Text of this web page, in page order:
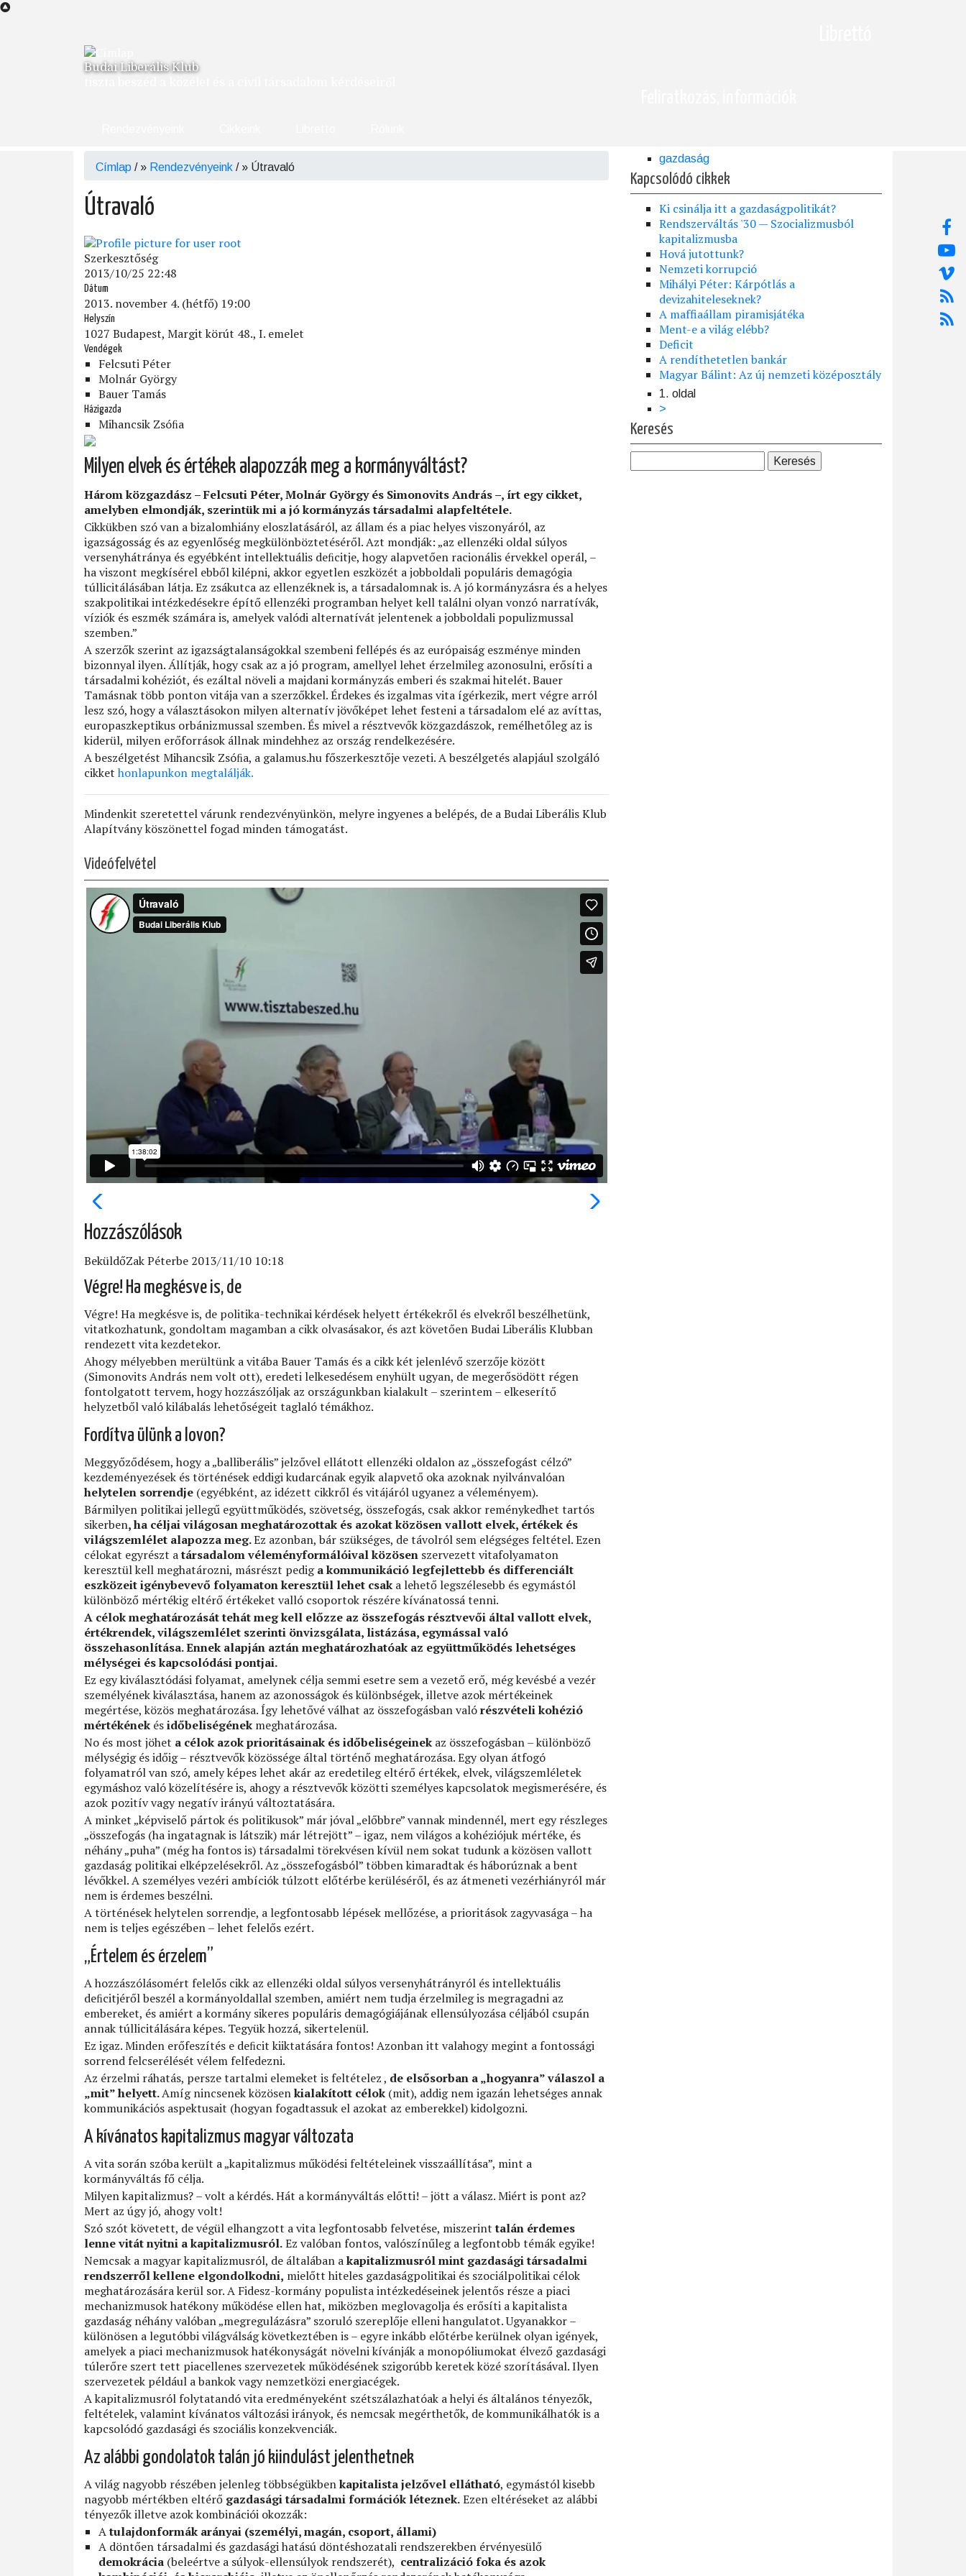
Ugrás
Budai Liberális Klub
Morzsa
Címlap / Rendezvényeink / Útravaló
Útravaló
Szerkesztőség
2013/10/25 22:48
Dátum
2013. november 4. (hétfő) 19:00
Helyszín
1027 Budapest, Margit körút 48., I. emelet
Vendégek
Felcsuti Péter
Molnár György
Bauer Tamás
Házigazda
Mihancsik Zsóﬁa
Milyen elvek és értékek alapozzák meg a kormányváltást?
Három közgazdász – Felcsuti Péter, Molnár György és Simonovits András –, írt egy cikket,
amelyben elmondják, szerintük mi a jó kormányzás társadalmi alapfeltétele.
Cikkükben szó van a bizalomhiány eloszlatásáról, az állam és a piac helyes viszonyáról, az
igazságosság és az egyenlőség megkülönböztetéséről. Azt mondják: „az ellenzéki oldal súlyos
versenyhátránya és egyébként intellektuális deﬁcitje, hogy alapvetően racionális érvekkel operál, –
ha viszont megkísérel ebből kilépni, akkor egyetlen eszközét a jobboldali populáris demagógia
túllicitálásában látja. Ez zsákutca az ellenzéknek is, a társadalomnak is. A jó kormányzásra és a helyes
szakpolitikai intézkedésekre építő ellenzéki programban helyet kell találni olyan vonzó narratívák,
víziók és eszmék számára is, amelyek valódi alternatívát jelentenek a jobboldali populizmussal
szemben.”
A szerzők szerint az igazságtalanságokkal szembeni fellépés és az európaiság eszménye minden
bizonnyal ilyen. Állítják, hogy csak az a jó program, amellyel lehet érzelmileg azonosulni, erősíti a
társadalmi kohéziót, és ezáltal növeli a majdani kormányzás emberi és szakmai hitelét. Bauer
Tamásnak több ponton vitája van a szerzőkkel. Érdekes és izgalmas vita ígérkezik, mert végre arról
lesz szó, hogy a választásokon milyen alternatív jövőképet lehet festeni a társadalom elé az avíttas,
europaszkeptikus orbánizmussal szemben. És mivel a résztvevők közgazdászok, remélhetőleg az is
kiderül, milyen erőforrások állnak mindehhez az ország rendelkezésére.
A beszélgetést Mihancsik Zsóﬁa, a galamus.hu főszerkesztője vezeti. A beszélgetés alapjául szolgáló
cikkethonlapunkon megtalálják.
Mindenkit szeretettel várunk rendezvényünkön, melyre ingyenes a belépés, de a Budai Liberális Klub
Alapítvány köszönettel fogad minden támogatást.
Videófelvétel
Hozzászólások
BeküldőZak Péterbe 2013/11/10 10:18
Végre! Ha megkésve is, de
Végre! Ha megkésve is, de politika-technikai kérdések helyett értékekről és elvekről beszélhetünk,
vitatkozhatunk, gondoltam magamban a cikk olvasásakor, és azt követően Budai Liberális Klubban
rendezett vita kezdetekor.
Ahogy mélyebben merültünk a vitába Bauer Tamás és a cikk két jelenlévő szerzője között
(Simonovits András nem volt ott), eredeti lelkesedésem enyhült ugyan, de megerősödött régen
fontolgatott tervem, hogy hozzászóljak az országunkban kialakult – szerintem – elkeserítő
helyzetből való kilábalás lehetőségeit taglaló témákhoz.
Fordítva ülünk a lovon?
Meggyőződésem, hogy a „balliberális” jelzővel ellátott ellenzéki oldalon az „összefogást célzó”
kezdeményezések és történések eddigi kudarcának egyik alapvető oka azoknak nyilvánvalóan
helytelen sorrendje (egyébként, az idézett cikkről és vitájáról ugyanez a véleményem).
Bármilyen politikai jellegű együttműködés, szövetség, összefogás, csak akkor reménykedhet tartós
sikerben, ha céljai világosan meghatározottak és azokat közösen vallott elvek, értékek és
világszemlélet alapozza meg.Ez azonban, bár szükséges, de távolról sem elégséges feltétel. Ezen
célokat egyrészt atársadalom véleményformálóival közösen szervezett vitafolyamaton
keresztül kell meghatározni, másrészt pediga kommunikáció legfejlettebb és differenciált
eszközeitigénybevevő folyamaton keresztül lehet csak a lehető legszélesebb és egymástól
különböző mértékig eltérő értékeket valló csoportok részére kívánatossá tenni.
A célok meghatározását tehát meg kell előzze az összefogás résztvevői által vallott elvek,
értékrendek, világszemlélet szerinti önvizsgálata, listázása, egymással való
összehasonlítása. Ennek alapján aztán meghatározhatóak az együttműködés lehetséges
mélységei és kapcsolódási pontjai.
Ez egy kiválasztódási folyamat, amelynek célja semmi esetre sem a vezető erő, még kevésbé a vezér
személyének kiválasztása, hanem az azonosságok és különbségek, illetve azok mértékeinek
megértése, közös meghatározása. Így lehetővé válhat az összefogásban valórészvételi kohézió
mértékének ésidőbeliségének meghatározása.
No és most jöhet a célok azok prioritásainak és időbeliségeinek az összefogásban – különböző
mélységig és időig – résztvevők közössége által történő meghatározása. Egy olyan átfogó
folyamatról van szó, amely képes lehet akár az eredetileg eltérő értékek, elvek, világszemléletek
egymáshoz való közelítésére is, ahogy a résztvevők közötti személyes kapcsolatok megismerésére, és
azok pozitív vagy negatív irányú változtatására.
A minket „képviselő pártok és politikusok” már jóval „előbbre” vannak mindennél, mert egy részleges
„összefogás (ha ingatagnak is látszik) már létrejött” – igaz, nem világos a kohéziójuk mértéke, és
néhány „puha” (még ha fontos is) társadalmi törekvésen kívül nem sokat tudunk a közösen vallott
gazdaság politikai elképzelésekről. Az „összefogásból” többen kimaradtak és háborúznak a bent
lévőkkel. A személyes vezéri ambíciók túlzott előtérbe kerüléséről, és az átmeneti vezérhiányról már
nem is érdemes beszélni.
A történések helytelen sorrendje, a legfontosabb lépések mellőzése, a prioritások zagyvasága – ha
nem is teljes egészében – lehet felelős ezért.
„Értelem és érzelem”
A hozzászólásomért felelős cikk az ellenzéki oldal súlyos versenyhátrányról és intellektuális
deﬁcitjéről beszél a kormányoldallal szemben, amiért nem tudja érzelmileg is megragadni az
embereket, és amiért a kormány sikeres populáris demagógiájának ellensúlyozása céljából csupán
annak túllicitálására képes. Tegyük hozzá, sikertelenül.
Ez igaz. Minden erőfeszítés e deﬁcit kiiktatására fontos! Azonban itt valahogy megint a fontossági
sorrend felcserélését vélem felfedezni.
Az érzelmi ráhatás, persze tartalmi elemeket is feltételez , de elsősorban a „hogyanra” válaszol a
„mit” helyett.Amíg nincsenek közösenkialakított célok (mit), addig nem igazán lehetséges annak
kommunikációs aspektusait (hogyan fogadtassuk el azokat az emberekkel) kidolgozni.
A kívánatos kapitalizmus magyar változata
A vita során szóba került a „kapitalizmus működési feltételeinek visszaállítása”, mint a
kormányváltás fő célja.
Milyen kapitalizmus? – volt a kérdés. Hát a kormányváltás előtti! – jött a válasz. Miért is pont az?
Mert az úgy jó, ahogy volt!
Szó szót követett, de végül elhangzott a vita legfontosabb felvetése, miszerinttalán érdemes
lenne vitát nyitni a kapitalizmusról.Ez valóban fontos, valószínűleg a legfontobb témák egyike!
Nemcsak a magyar kapitalizmusról, de általában akapitalizmusról mint gazdasági társadalmi
rendszerről kellene elgondolkodni, mielőtt hiteles gazdaságpolitikai és szociálpolitikai célok
meghatározására kerül sor. A Fidesz-kormány populista intézkedéseinek jelentős része a piaci
mechanizmusok hatékony működése ellen hat, miközben meglovagolja és erősíti a kapitalista
gazdaság néhány valóban „megregulázásra” szoruló szereplője elleni hangulatot. Ugyanakkor –
különösen a legutóbbi világválság következtében is – egyre inkább előtérbe kerülnek olyan igények,
amelyek a piaci mechanizmusok hatékonyságát növelni kívánják a monopóliumokat élvező gazdasági
túlerőre szert tett piacellenes szervezetek működésének szigorúbb keretek közé szorításával. Ilyen
szervezetek például a bankok vagy nemzetközi energiacégek.
A kapitalizmusról folytatandó vita eredményeként szétszálazhatóak a helyi és általános tényezők,
feltételek, valamint kívánatos változási irányok, és nemcsak megérthetők, de kommunikálhatók is a
kapcsolódó gazdasági és szociális konzekvenciák.
Az alábbi gondolatok talán jó kiindulást jelenthetnek
A világ nagyobb részében jelenleg többségükbenkapitalista jelzővel ellátható, egymástól kisebb
nagyobb mértékben eltérő gazdasági társadalmi formációk léteznek.Ezen eltéréseket az alábbi
tényezők illetve azok kombinációi okozzák:
Atulajdonformák arányai (személyi, magán, csoport, állami)
A döntően társadalmi és gazdasági hatású döntéshozatali rendszerekben érvényesülő
demokrácia (beleértve a súlyok-ellensúlyok rendszerét), centralizáció foka és azok
gazdaság
Kapcsolódó cikkek
Ki csinálja itt a gazdaságpolitikát?
Rendszerváltás '30 — Szocializmusból
kapitalizmusba
Hová jutottunk?
Nemzeti korrupció
Mihályi Péter: Kárpótlás a
devizahiteleseknek?
A maffiaállam piramisjátéka
Ment-e a világ elébb?
Deficit
A rendíthetetlen bankár
Magyar Bálint: Az új nemzeti középosztály
Oldalszámozás
1. oldal
Következő
oldal
>
Keresés